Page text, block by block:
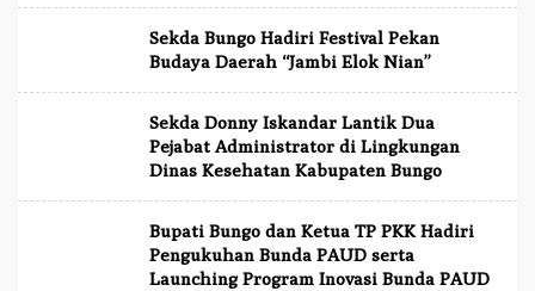
Sekda Bungo Hadiri Festival Pekan
Budaya Daerah “Jambi Elok Nian”
Sekda Donny Iskandar Lantik Dua
Pejabat Administrator di Lingkungan
Dinas Kesehatan Kabupaten Bungo
Bupati Bungo dan Ketua TP PKK Hadiri
Pengukuhan Bunda PAUD serta
Launching Program Inovasi Bunda PAUD